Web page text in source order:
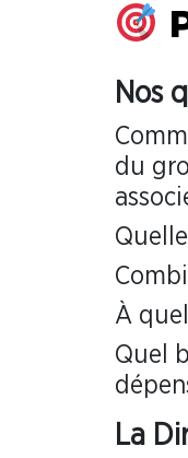
Nos
du
À
Quel
La